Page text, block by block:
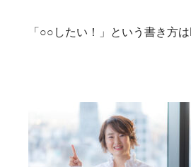
「○○したい！」という書き方は